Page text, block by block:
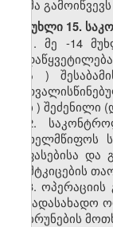
თქმა გამოიწვევს
მუხლი 15.
1.მე -14
ა )
ბ ) შეძენილი (
2.
სახელმწიფოს
შეფასებისა და
დამტკიცების
3.ოპერაციის
საგადასახადო
დაბრუნების